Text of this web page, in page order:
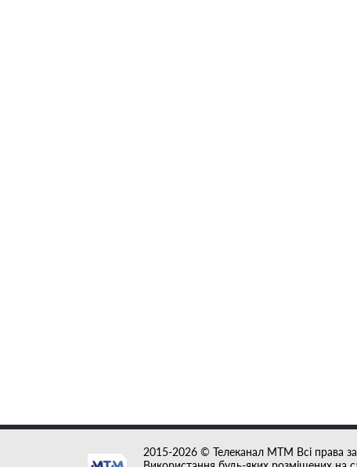
2015-2026 © Телеканал MTM Всі права